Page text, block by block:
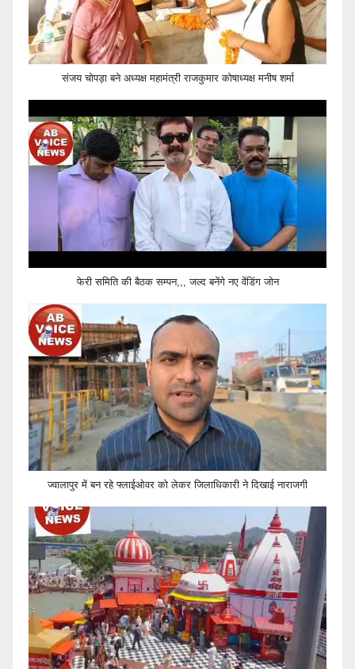
संजय चोपड़ा बने अध्यक्ष महामंत्री राजकुमार कोषाध्यक्ष मनीष शर्मा
फेरी समिति की बैठक सम्पन,,, जल्द बनेंगे नए वेंडिंग जोन
ज्वालापुर में बन रहे फ्लाईओवर को लेकर जिलाधिकारी ने दिखाई नाराजगी